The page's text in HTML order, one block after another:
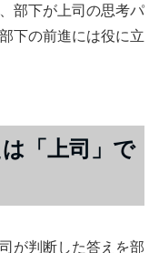
部下が上司の思考パ
下の前進には役に立
「上司」で
が判断した答えを部